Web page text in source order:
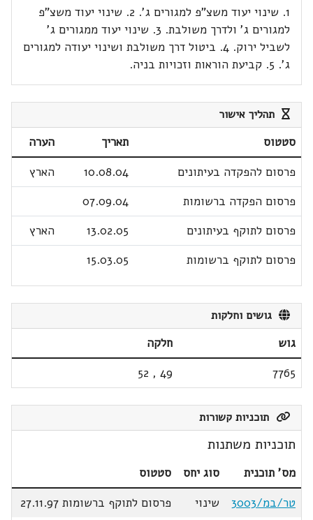
1. שינוי יעוד משצ"פ למגורים ג'. 2. שינוי יעוד משצ"פ
למגורים ג' ולדרך משולבת. 3. שינוי יעוד ממגורים ג'
לשביל ירוק. 4. ביטול דרך משולבת ושינוי יעודה למגורים
ג'. 5. קביעת הוראות וזכויות בניה.
תהליך אישור
סטטוס תאריך
הערה
פרסום להפקדה בעיתונים
10.08.04
הארץ
פרסום הפקדה ברשומות
07.09.04
פרסום לתוקף בעיתונים
13.02.05
הארץ
פרסום לתוקף ברשומות
15.03.05
גושים וחלקות
גוש
חלקה
7765
49
,
52
תוכניות קשורות
תוכניות משתנות
מס' תוכנית סוג יחס
סטטוס
טר/במ/3003
שינוי פרסום לתוקף ברשומות 27.11.97